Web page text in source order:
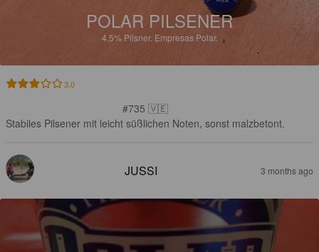
POLAR PILSENER
4.5% Pilsner. Empresas Polar.
3.0
#735 🇻🇪
Stabiles Pilsener mit leicht süßlichen Noten, sonst malzbetont.
JUSSI 3 months ago